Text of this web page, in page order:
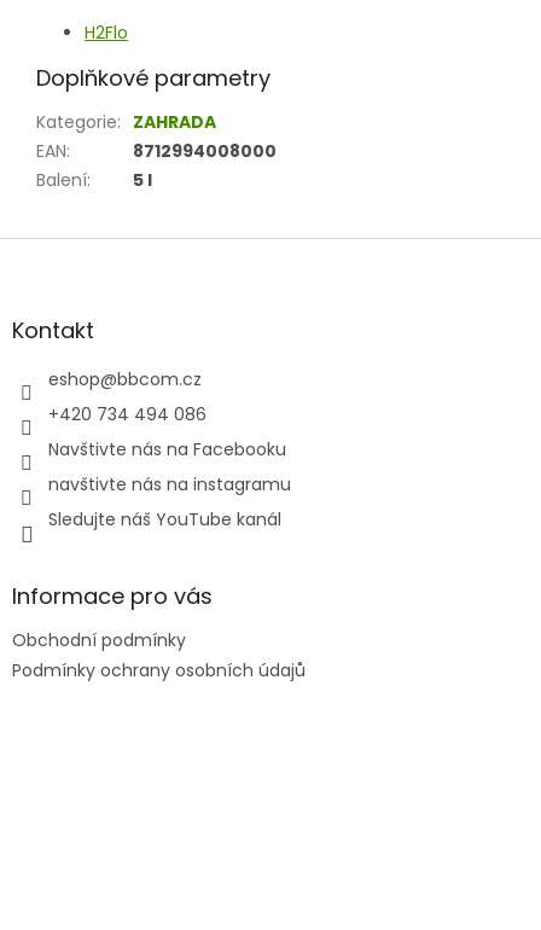
H2Flo
Doplňkové parametry
Kategorie: ZAHRADA
EAN:
8712994008000
Balení: 5 l
Z
aKontakt
eshop@bbcom.cz
+420 734 494 086
Navštivte nás na Facebooku
navštivte nás na instagramu
Sledujte náš YouTube kanál
Informace pro vás
Obchodní podmínky
Podmínky ochrany osobních údajů